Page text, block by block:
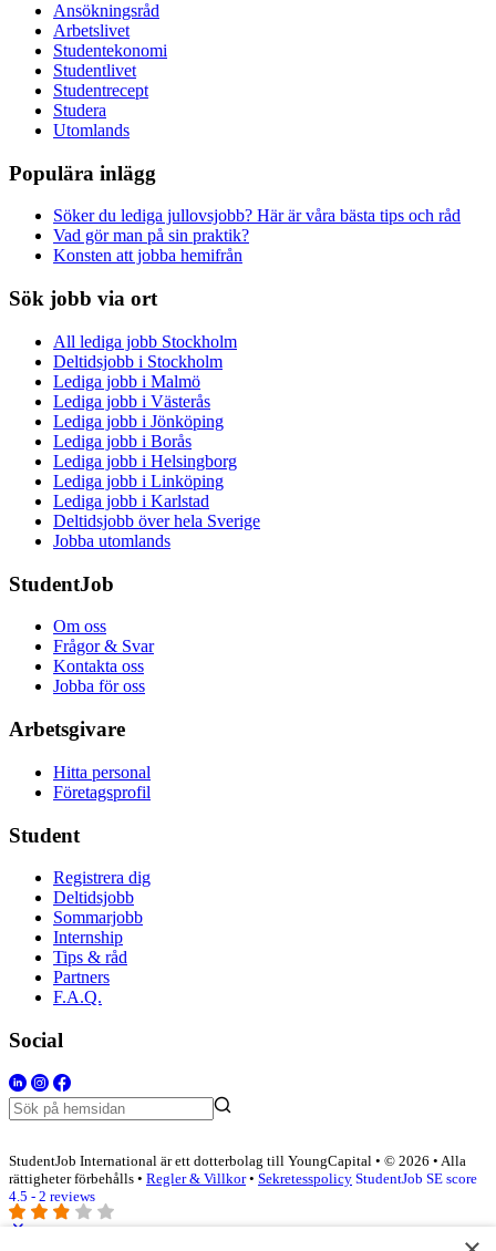
Ansökningsråd
Arbetslivet
Studentekonomi
Studentlivet
Studentrecept
Studera
Utomlands
Populära inlägg
Söker du lediga jullovsjobb? Här är våra bästa tips och råd
Vad gör man på sin praktik?
Konsten att jobba hemifrån
Sök jobb via ort
All lediga jobb Stockholm
Deltidsjobb i Stockholm
Lediga jobb i Malmö
Lediga jobb i Västerås
Lediga jobb i Jönköping
Lediga jobb i Borås
Lediga jobb i Helsingborg
Lediga jobb i Linköping
Lediga jobb i Karlstad
Deltidsjobb över hela Sverige
Jobba utomlands
StudentJob
Om oss
Frågor & Svar
Kontakta oss
Jobba för oss
Arbetsgivare
Hitta personal
Företagsprofil
Student
Registrera dig
Deltidsjobb
Sommarjobb
Internship
Tips & råd
Partners
F.A.Q.
Social
StudentJob International är ett dotterbolag till YoungCapital • © 2026 • Alla
rättigheter förbehålls • Regler & Villkor• Sekretesspolicy StudentJob SE score
4.5 - 2 reviews